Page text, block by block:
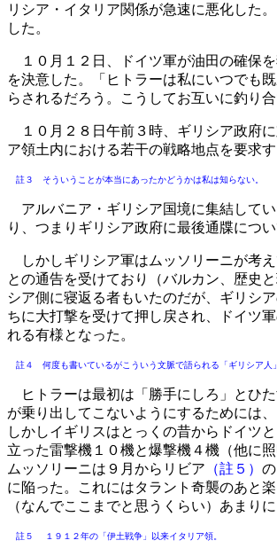
リシア・イタリア関係が急速に悪化した
した。
１０月１２日、ドイツ軍が油田の確保
を決意した。「ヒトラーは私にいつでも
らされるだろう。こうしてお互いに釣り
１０月２８日午前３時、ギリシア政府
ア領土内における若干の戦略地点を要求
註３ そういうことが本当にあったかどうかは私は知らない。
アルバニア・ギリシア国境に集結して
り、つまりギリシア政府に最後通牒につ
しかしギリシア軍はムッソリーニが考
との通告を受けており（バルカン、歴史
シア側に寝返る者もいたのだが、ギリシ
ちに大打撃を受けて押し戻され、ドイツ
れる有様となった。
註４ 何度も書いているがこういう文脈で語られる「ギリシア人
ヒトラーは最初は「勝手にしろ」とひ
が乗り出してこないようにするためには
しかしイギリスはとっくの昔からドイツ
立った雷撃機１０機と爆撃機４機（他に
ムッソリーニは９月からリビア （註５）
に陥った。これにはタラント奇襲のあと
（なんでここまでと思うくらい）あまり
註５ １９１２年の「伊土戦争」以来イタリア領。